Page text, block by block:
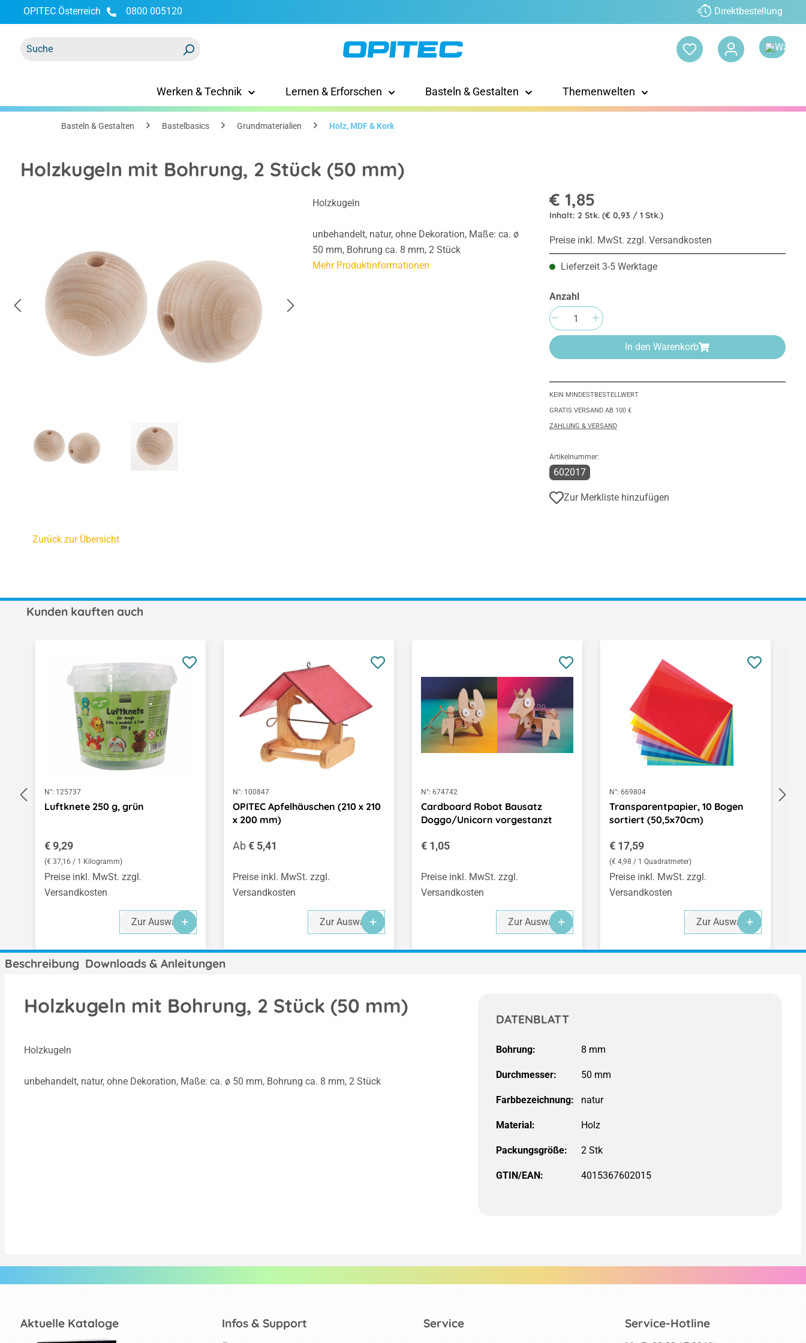
Zur Hauptnavigation springen
OPITEC Österreich 0800 005120 Direktbestellung
Werken & Technik Lernen & Erforschen Basteln & Gestalten Themenwelten
Basteln & Gestalten Bastelbasics Grundmaterialien Holz, MDF & Kork
Holzkugeln mit Bohrung, 2 Stück (50 mm)
Holzkugeln
unbehandelt, natur, ohne Dekoration, Maße: ca. ø
50 mm, Bohrung ca. 8 mm, 2 Stück
Mehr Produktinformationen
€ 1,85
Inhalt: 2 Stk. (€ 0,93 / 1 Stk.)
Preise inkl. MwSt. zzgl. Versandkosten
Lieferzeit 3-5 Werktage
Anzahl
Produkt Anzahl: Gib den gewünschten
In den Warenkorb
KEIN MINDESTBESTELLWERT
GRATIS VERSAND AB 100 €
ZAHLUNG & VERSAND
Artikelnummer:
602017
Zur Merkliste hinzufügen
Zurück zur Übersicht
Kunden kauften auch
N°: 125737
Luftknete 250 g, grün
Regulärer Preis:
€ 9,29
(€ 37,16 / 1 Kilogramm)
Preise inkl. MwSt. zzgl.
Versandkosten
Zur Auswahl
N°: 100847
OPITEC Apfelhäuschen (210 x 210
x 200 mm)
Regulärer Preis:
Ab€ 5,41
Preise inkl. MwSt. zzgl.
Versandkosten
Zur Auswahl
N°: 674742
Cardboard Robot Bausatz
Doggo/Unicorn vorgestanzt
Regulärer Preis:
€ 1,05
Preise inkl. MwSt. zzgl.
Versandkosten
Zur Auswahl
N°: 669804
Transparentpapier, 10 Bogen
sortiert (50,5x70cm)
Regulärer Preis:
€ 17,59
(€ 4,98 / 1 Quadratmeter)
Preise inkl. MwSt. zzgl.
Versandkosten
Zur Auswahl
Beschreibung Downloads & Anleitungen
Holzkugeln mit Bohrung, 2 Stück (50 mm)
Holzkugeln
unbehandelt, natur, ohne Dekoration, Maße: ca. ø 50 mm, Bohrung ca. 8 mm, 2 Stück
DATENBLATT
Bohrung: 8 mm
Durchmesser:
Farbbezeichnung:
Material:
Packungsgröße:
GTIN/EAN: 4015367602015
Aktuelle Kataloge Service-Hotline
Infos & Support Service